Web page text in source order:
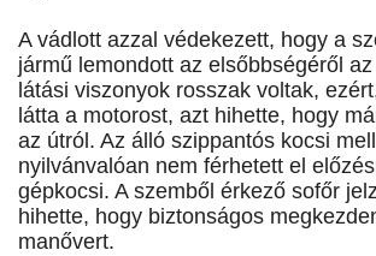
A vádlott azzal védekezett, hogy a
jármű lemondott az elsőbbségéről
látási viszonyok rosszak voltak,
látta a motorost, azt hihette, hogy
az útról. Az álló szippantós kocsi
nyilvánvalóan nem férhetett el
gépkocsi. A szemből érkező sofőr
hihette, hogy biztonságos
manővert.